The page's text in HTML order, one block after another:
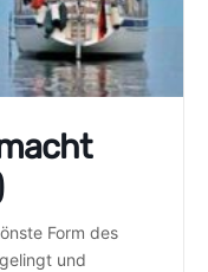
Form des
und